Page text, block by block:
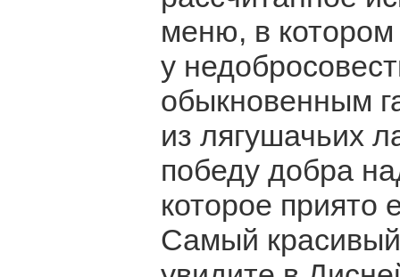
меню, в котором
у
обыкновенным
из лягушачьих
победу добра
которое приято
Самый